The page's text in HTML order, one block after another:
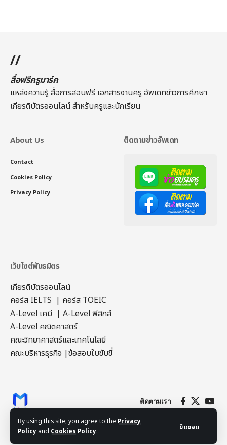
By using this site, you agree to the Privacy
Policy and Cookies Policy.
ยินยอม
//
สื่อฟรีครูมาร์ค
แหล่งความรู้ สื่อการสอนฟรี เอกสารงานครู อัพเดทข่าวการศึกษา
เกียรติบัตรออนไลน์สำหรับครูและนักเรียน
About Us
Contact
Cookies Policy
Privacy Policy
ติดตามข่าวอัพเดท
เว็บไซต์พันธมิตร
เกียรติบัตรออนไลน์
คอร์ส IELTS | คอร์ส TOEIC
A-Level เคมี | A-Level ฟิสิกส์
A-Level คณิตศาสตร์
คณะวิทยาศาสตร์และเทคโนโลยี
คณะบริหารธุรกิจ |ข้อสอบใบขับขี่
ติดตามเรา
© 2023-2026 สื่อฟรีครูมาร์ค All Rights Reserved.